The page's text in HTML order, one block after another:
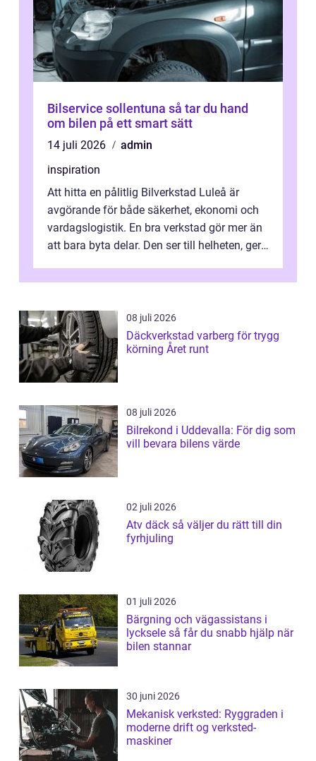
Bilservice sollentuna så tar du hand
om bilen på ett smart sätt
14 juli 2026
admin
inspiration
Att hitta en pålitlig Bilverkstad Luleå är
avgörande för både säkerhet, ekonomi och
vardagslogistik. En bra verkstad gör mer än
att bara byta delar. Den ser till helheten, ger
08 juli 2026
Däckverkstad varberg för trygg
körning Året runt
08 juli 2026
Bilrekond i Uddevalla: För dig som
vill bevara bilens värde
02 juli 2026
Atv däck så väljer du rätt till din
fyrhjuling
01 juli 2026
Bärgning och vägassistans i
lycksele så får du snabb hjälp när
bilen stannar
30 juni 2026
Mekanisk verksted: Ryggraden i
moderne drift og verksted-
maskiner